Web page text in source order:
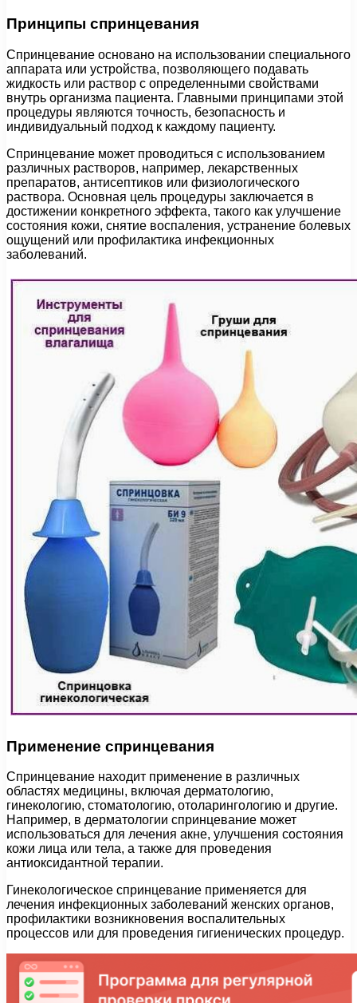
Принципы спринцевания
Спринцевание основано на использовании специального
аппарата или устройства, позволяющего подавать
жидкость или раствор с определенными свойствами
внутрь организма пациента. Главными принципами этой
процедуры являются точность, безопасность и
индивидуальный подход к каждому пациенту.
Спринцевание может проводиться с использованием
различных растворов, например, лекарственных
препаратов, антисептиков или физиологического
раствора. Основная цель процедуры заключается в
достижении конкретного эффекта, такого как улучшение
состояния кожи, снятие воспаления, устранение болевых
ощущений или профилактика инфекционных
заболеваний.
Применение спринцевания
Спринцевание находит применение в различных
областях медицины, включая дерматологию,
гинекологию, стоматологию, отоларингологию и другие.
Например, в дерматологии спринцевание может
использоваться для лечения акне, улучшения состояния
кожи лица или тела, а также для проведения
антиоксидантной терапии.
Гинекологическое спринцевание применяется для
лечения инфекционных заболеваний женских органов,
профилактики возникновения воспалительных
процессов или для проведения гигиенических процедур.